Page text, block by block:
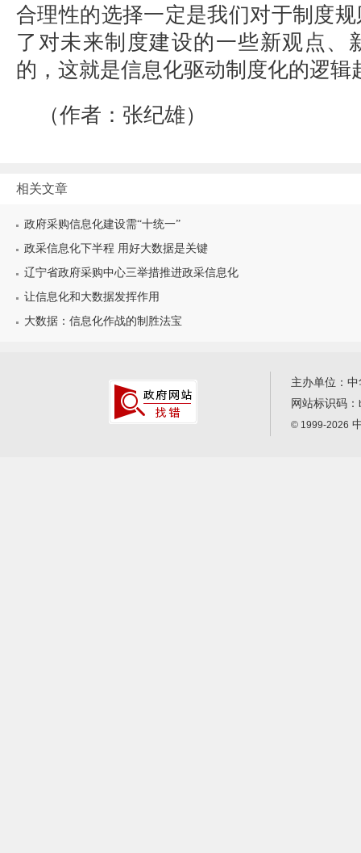
合理性的选择一定是我们对于制度
了对未来制度建设的一些新观点、
的，这就是信息化驱动制度化的逻辑
（作者：张纪雄）
相关文章
政府采购信息化建设需“十统一”
政采信息化下半程 用好大数据是关键
辽宁省政府采购中心三举措推进政采信息化
让信息化和大数据发挥作用
大数据：信息化作战的制胜法宝
主办单位：
网站标识码：
© 1999-2026